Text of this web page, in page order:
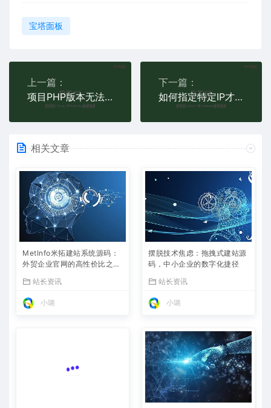
宝塔面板
上一篇：
项目PHP版本无法切换至PHP8
下一篇：
如何指定特定IP才能访问我的站点？
相关文章
MetInfo米拓建站系统源码：
外贸企业官网的高性价比之
站长资讯
小璐
摆脱技术焦虑：拖拽式建站源
码，中小企业的数字化捷径
站长资讯
小璐